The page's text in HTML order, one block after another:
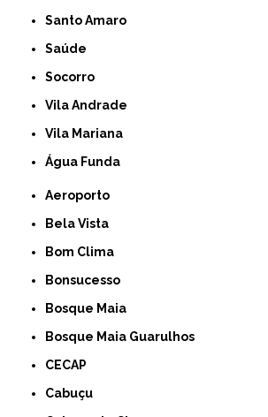
Santo Amaro
Saúde
Socorro
Vila Andrade
Vila Mariana
Água Funda
Aeroporto
Bela Vista
Bom Clima
Bonsucesso
Bosque Maia
Bosque Maia Guarulhos
CECAP
Cabuçu